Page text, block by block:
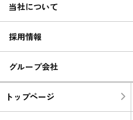
当社について
採用情報
グループ会社
トップページ